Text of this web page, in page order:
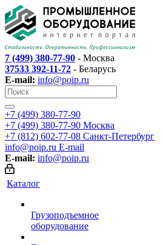
7 (499) 380-77-90 - Москва
37533 392-11-72 - Беларусь
E-mail: info@poip.ru
+7 (499) 380-77-90
+7 (499) 380-77-90 Москва
+7 (812) 602-77-08 Санкт-Петербург
info@poip.ru E-mail
E-mail: info@poip.ru
Каталог
Грузоподъемное
оборудование